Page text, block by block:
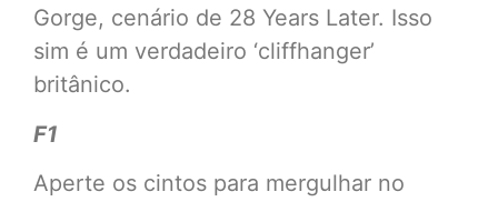
Gorge, cenário de 28 Years Later. Isso
sim é um verdadeiro ‘cliffhanger’
britânico.
F1
Aperte os cintos para mergulhar no